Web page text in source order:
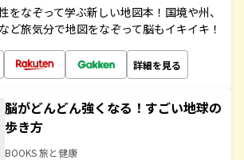
をなぞって学ぶ新しい地図本！国境や州、
ど旅気分で地図をなぞって脳もイキイキ！
詳細を見る
脳がどんどん強くなる！すごい地球の
歩き方
BOOKS 旅と健康